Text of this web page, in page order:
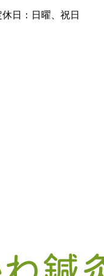
日：日曜、祝日